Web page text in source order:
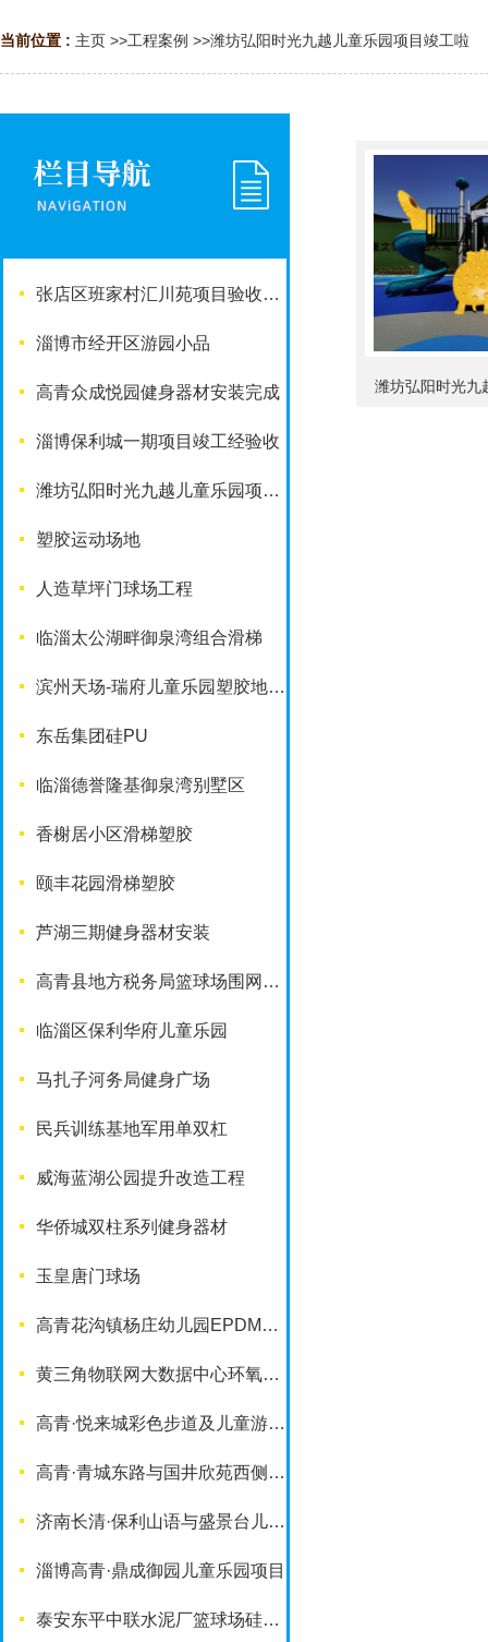
当前位置 : 主页 >>工程案例 >>潍坊弘阳时光九越儿童乐园项目竣工啦
张店区班家村汇川苑项目验收完成
淄博市经开区游园小品
高青众成悦园健身器材安装完成
淄博保利城一期项目竣工经验收
潍坊弘阳时光九越儿童乐园项目竣工啦
塑胶运动场地
人造草坪门球场工程
临淄太公湖畔御泉湾组合滑梯
滨州天场-瑞府儿童乐园塑胶地面改造工程
东岳集团硅PU
临淄德誉隆基御泉湾别墅区
香榭居小区滑梯塑胶
颐丰花园滑梯塑胶
芦湖三期健身器材安装
高青县地方税务局篮球场围网工程
临淄区保利华府儿童乐园
马扎子河务局健身广场
民兵训练基地军用单双杠
威海蓝湖公园提升改造工程
华侨城双柱系列健身器材
玉皇唐门球场
高青花沟镇杨庄幼儿园EPDM塑胶地面
黄三角物联网大数据中心环氧地坪项目
高青·悦来城彩色步道及儿童游乐设施
高青·青城东路与国井欣苑西侧游园项目
济南长清·保利山语与盛景台儿童乐园项目
淄博高青·鼎成御园儿童乐园项目
泰安东平中联水泥厂篮球场硅PU铺装项目
潍坊弘阳时光九